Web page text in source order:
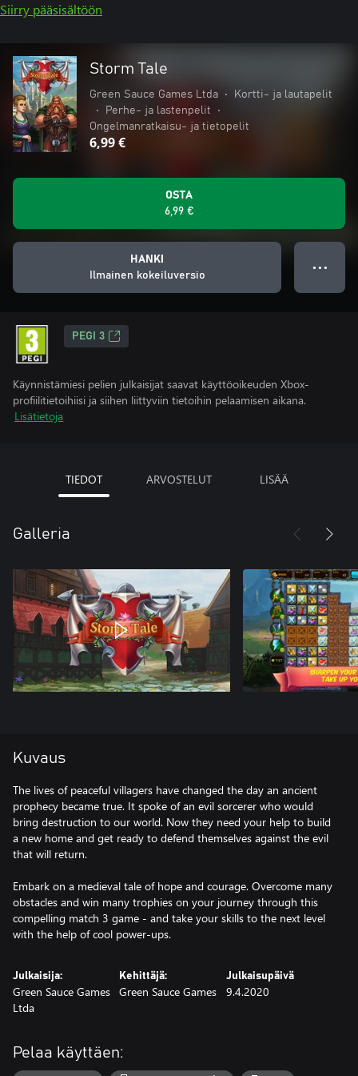
Siirry pääsisältöön
Storm Tale
Green Sauce Games Ltda •
Kortti- ja lautapelit
•
Perhe- ja lastenpelit
•
Ongelmanratkaisu- ja tietopelit
6,99 €
OSTA
6,99 €
HANKI
Ilmainen kokeiluversio
● ● ●
PEGI 3
Käynnistämiesi pelien julkaisijat saavat käyttöoikeuden Xbox-
profiilitietoihiisi ja siihen liittyviin tietoihin pelaamisen aikana.
Lisätietoja
TIEDOT ARVOSTELUT LISÄÄ
Galleria
Kuvaus
The lives of peaceful villagers have changed the day an ancient
prophecy became true. It spoke of an evil sorcerer who would
bring destruction to our world. Now they need your help to build
a new home and get ready to defend themselves against the evil
that will return.
Embark on a medieval tale of hope and courage. Overcome many
obstacles and win many trophies on your journey through this
compelling match 3 game - and take your skills to the next level
Julkaisija:
Green Sauce Games
Ltda
Kehittäjä:
Green Sauce Games
Julkaisupäivä
9.4.2020
Pelaa käyttäen: